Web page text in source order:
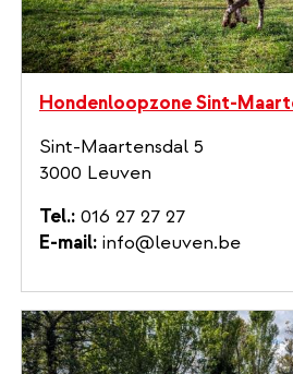
Hondenloopzone Sint-
Sint-Maartensdal 5
3000 Leuven
Tel. 016 27 27 27
E-mail info@leuven.be